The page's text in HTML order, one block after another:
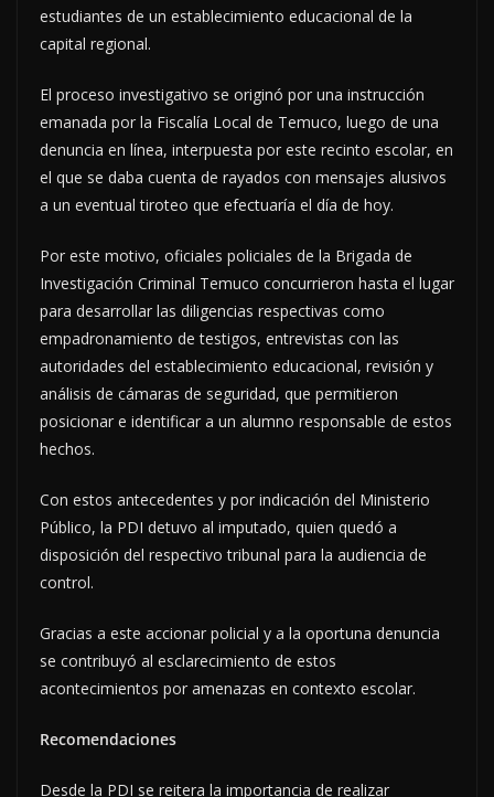
estudiantes de un establecimiento educacional de la
capital regional.
El proceso investigativo se originó por una instrucción
emanada por la Fiscalía Local de Temuco, luego de una
denuncia en línea, interpuesta por este recinto escolar, en
el que se daba cuenta de rayados con mensajes alusivos
a un eventual tiroteo que efectuaría el día de hoy.
Por este motivo, oficiales policiales de la Brigada de
Investigación Criminal Temuco concurrieron hasta el lugar
para desarrollar las diligencias respectivas como
empadronamiento de testigos, entrevistas con las
autoridades del establecimiento educacional, revisión y
análisis de cámaras de seguridad, que permitieron
posicionar e identificar a un alumno responsable de estos
hechos.
Con estos antecedentes y por indicación del Ministerio
Público, la PDI detuvo al imputado, quien quedó a
disposición del respectivo tribunal para la audiencia de
control.
Gracias a este accionar policial y a la oportuna denuncia
se contribuyó al esclarecimiento de estos
acontecimientos por amenazas en contexto escolar.
Recomendaciones
Desde la PDI se reitera la importancia de realizar